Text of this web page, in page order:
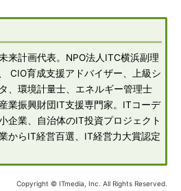
計画代表。NPO法人ITC横浜副理
CIO育成支援アドバイザー、上級シ
、環境計量士、エネルギー管理士
業振興財団IT支援専門家。ITコーデ
企業、自治体のIT投資プロジェクト
からIT経営百選、IT経営力大賞認定
Copyright © ITmedia, Inc. All Rights Reserved.